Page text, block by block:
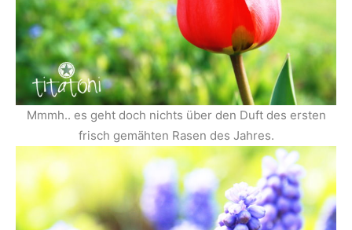
Mmmh.. es geht doch nichts über den Duft des ersten
frisch gemähten Rasen des Jahres.